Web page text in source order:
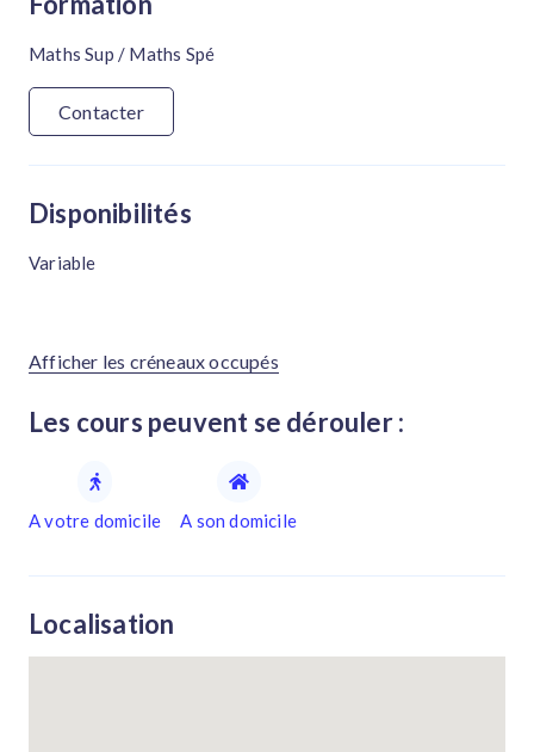
Maths Sup / Maths Spé
Contacter
Disponibilités
Variable
Afficher les créneaux occupés
Les cours peuvent se dérouler :
A votre domicile A son domicile
Localisation